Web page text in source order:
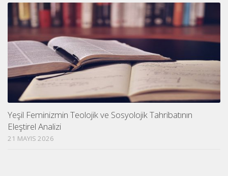
Yeşil Feminizmin Teolojik ve Sosyolojik Tahribatının
Eleştirel Analizi
21 MAYIS 2026